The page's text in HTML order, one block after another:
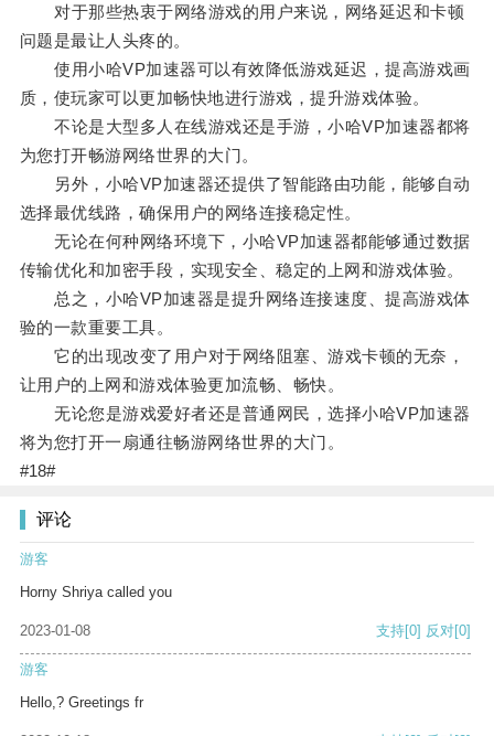
对于那些热衷于网络游戏的用户来说，网络延迟和卡顿
问题是最让人头疼的。
使用小哈VP加速器可以有效降低游戏延迟，提高游戏画
质，使玩家可以更加畅快地进行游戏，提升游戏体验。
不论是大型多人在线游戏还是手游，小哈VP加速器都将
为您打开畅游网络世界的大门。
另外，小哈VP加速器还提供了智能路由功能，能够自动
选择最优线路，确保用户的网络连接稳定性。
无论在何种网络环境下，小哈VP加速器都能够通过数据
传输优化和加密手段，实现安全、稳定的上网和游戏体验。
总之，小哈VP加速器是提升网络连接速度、提高游戏体
验的一款重要工具。
它的出现改变了用户对于网络阻塞、游戏卡顿的无奈，
让用户的上网和游戏体验更加流畅、畅快。
无论您是游戏爱好者还是普通网民，选择小哈VP加速器
将为您打开一扇通往畅游网络世界的大门。
#18#
评论
游客
Horny Shriya called you
2023-01-08 支持[0] 反对[0]
游客
Hello,? Greetings fr